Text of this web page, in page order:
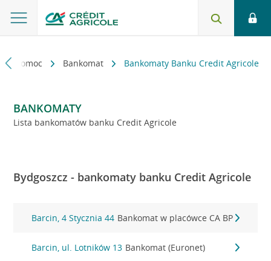
i pomoc Bankomat Bankomaty Banku Credit Agricole
BANKOMATY
Lista bankomatów banku Credit Agricole
Bydgoszcz - bankomaty banku Credit Agricole
Barcin, 4 Stycznia 44 Bankomat w placówce CA BP
Barcin, ul. Lotników 13 Bankomat (Euronet)